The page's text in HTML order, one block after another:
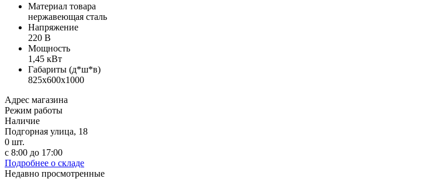
Материал товара
нержавеющая сталь
Напряжение
220 В
Мощность
1,45 кВт
Габариты (д*ш*в)
825x600x1000
Адрес магазина
Режим работы
Наличие
Подгорная улица, 18
0 шт.
с 8:00 до 17:00
Подробнее о складе
Недавно просмотренные